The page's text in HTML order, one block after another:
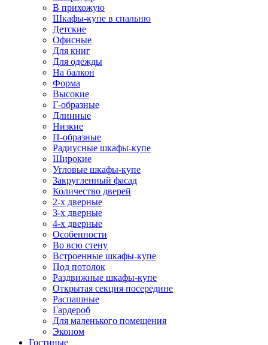
В прихожую
Шкафы-купе в спальню
Детские
Офисные
Для книг
Для одежды
На балкон
Форма
Высокие
Г-образные
Длинные
Низкие
П-образные
Радиусные шкафы-купе
Широкие
Угловые шкафы-купе
Закругленный фасад
Количество дверей
2-х дверные
3-х дверные
4-х дверные
Особенности
Во всю стену
Встроенные шкафы-купе
Под потолок
Раздвижные шкафы-купе
Открытая секция посередине
Распашные
Гардероб
Для маленького помещения
Эконом
Гостиные